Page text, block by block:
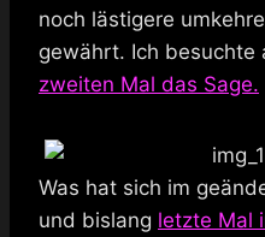
noch lästigere
gewährt. Ich besuchte
zweiten Mal das Sage.
Was hat sich im
und bislang letzte Mal